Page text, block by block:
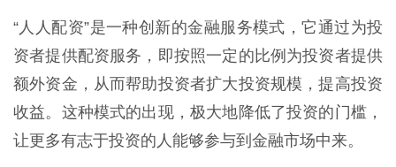
“人人配资”是一种创新的金融服务模式，它通过为投
资者提供配资服务，即按照一定的比例为投资者提供
额外资金，从而帮助投资者扩大投资规模，提高投资
收益。这种模式的出现，极大地降低了投资的门槛，
让更多有志于投资的人能够参与到金融市场中来。